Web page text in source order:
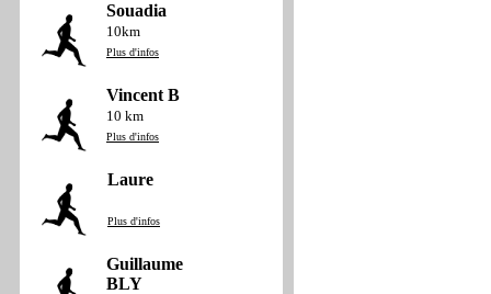
Souadia
10km
Plus d'infos
Vincent B
10 km
Plus d'infos
Laure
Plus d'infos
Guillaume
BLY